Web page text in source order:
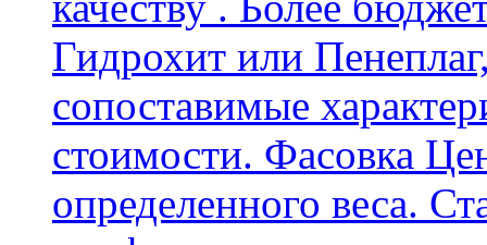
Гидрохит или
сопоставимые
стоимости. Фасовка
определенного веса.